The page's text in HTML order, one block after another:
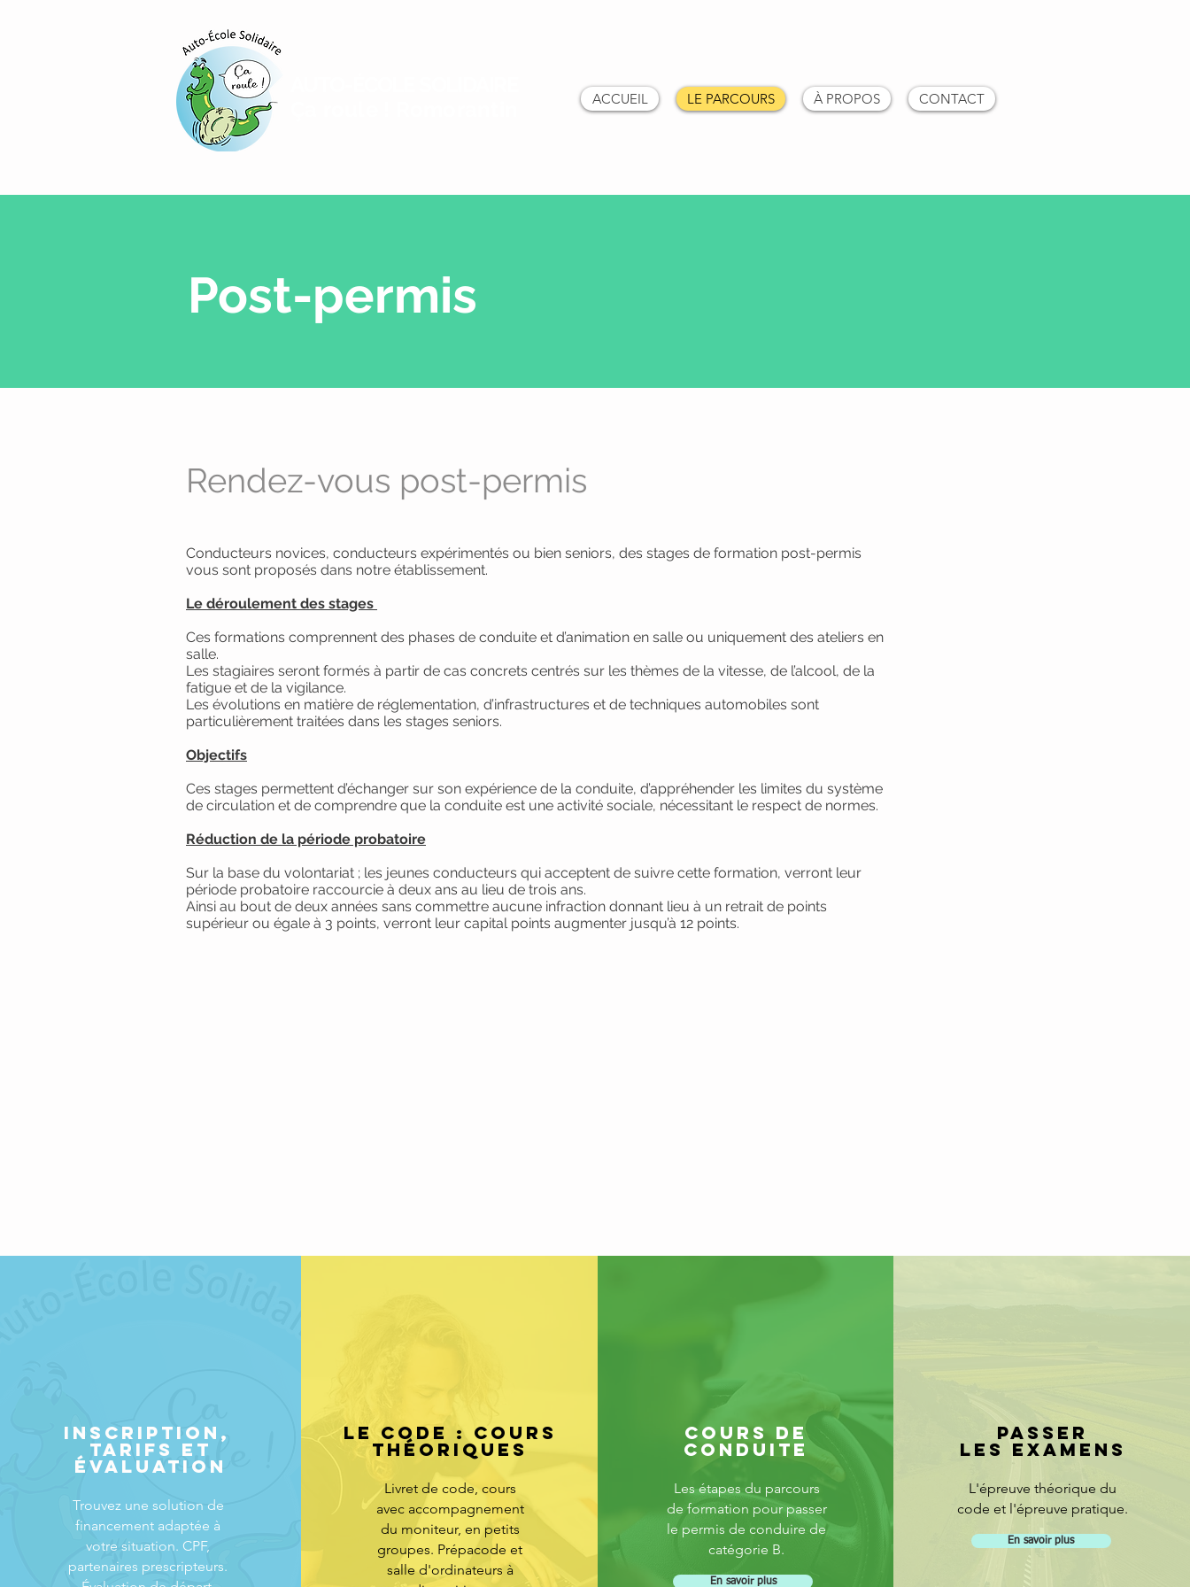
ACCUEIL LE PARCOURS À PROPOS CONTACT
Post-permis
Rendez-vous post-permis
Conducteurs novices, conducteurs expérimentés ou bien seniors, des stages de formation post-permis
vous sont proposés dans notre établissement.
Le déroulement des stages
Ces formations comprennent des phases de conduite et d’animation en salle ou uniquement des ateliers en
salle.
Les stagiaires seront formés à partir de cas concrets centrés sur les thèmes de la vitesse, de l’alcool, de la
fatigue et de la vigilance.
Les évolutions en matière de réglementation, d’infrastructures et de techniques automobiles sont
particulièrement traitées dans les stages seniors.
Objectifs
Ces stages permettent d’échanger sur son expérience de la conduite, d’appréhender les limites du système
de circulation et de comprendre que la conduite est une activité sociale, nécessitant le respect de normes.
Réduction de la période probatoire
Sur la base du volontariat ; les jeunes conducteurs qui acceptent de suivre cette formation, verront leur
période probatoire raccourcie à deux ans au lieu de trois ans.
Ainsi au bout de deux années sans commettre aucune infraction donnant lieu à un retrait de points
supérieur ou égale à 3 points, verront leur capital points augmenter jusqu’à 12 points.
INSCRIPTION,
TARIFS ET
ÉVALUATION
Trouvez une solution de
financement adaptée à
votre situation. CPF,
partenaires prescripteurs.
LE CODE : COURS
THÉORIQUES
Livret de code, cours
avec accompagnement
du moniteur, en petits
groupes. Prépacode et
salle d'ordinateurs à
COURS DE
CONDUITE
Les étapes du parcours
de formation pour passer
le permis de conduire de
catégorie B.
En savoir plus
PASSER
LES EXAMENS
L'épreuve théorique du
code et l'épreuve pratique.
En savoir plus